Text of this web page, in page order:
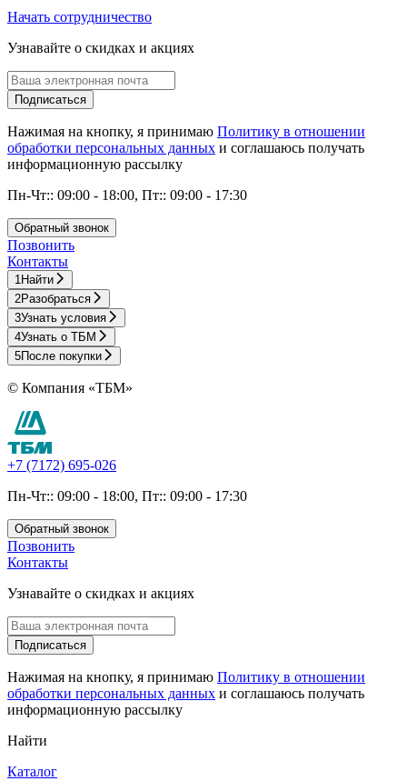
Начать сотрудничество
Узнавайте о скидках и акциях
Подписаться
Нажимая на кнопку, я принимаю Политику в отношении
обработки персональных данных и соглашаюсь получать
информационную рассылку
Пн-Чт:: 09:00 - 18:00, Пт:: 09:00 - 17:30
Обратный звонок
Позвонить
Контакты
1Найти
2Разобраться
3Узнать условия
4Узнать о ТБМ
5После покупки
© Компания «ТБМ»
+7 (7172) 695-026
Пн-Чт:: 09:00 - 18:00, Пт:: 09:00 - 17:30
Обратный звонок
Позвонить
Контакты
Узнавайте о скидках и акциях
Подписаться
Нажимая на кнопку, я принимаю Политику в отношении
обработки персональных данных и соглашаюсь получать
информационную рассылку
Найти
Каталог